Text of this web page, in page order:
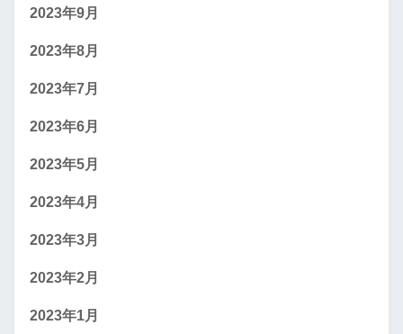
2023年9月
2023年8月
2023年7月
2023年6月
2023年5月
2023年4月
2023年3月
2023年2月
2023年1月